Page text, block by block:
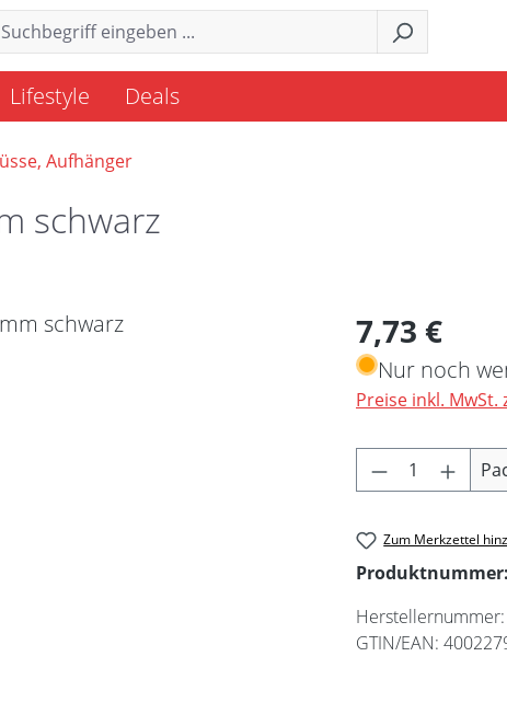
Lifestyle Deals
Aufhänger
schwarz
Regulärer Preis:
7,73 €
Nur noch
Preise inkl. MwSt.
Produkt
Zum Merkzettel
Produktnummer:
Herstellernummer:
GTIN/EAN: